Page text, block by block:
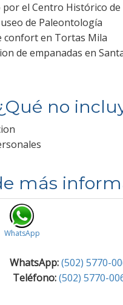
por el Centro Histórico de
de Paleontología
confort en Tortas Mila
de empanadas en
no
más
WhatsApp
WhatsApp:(502) 5770-
Teléfono: (502) 5770-